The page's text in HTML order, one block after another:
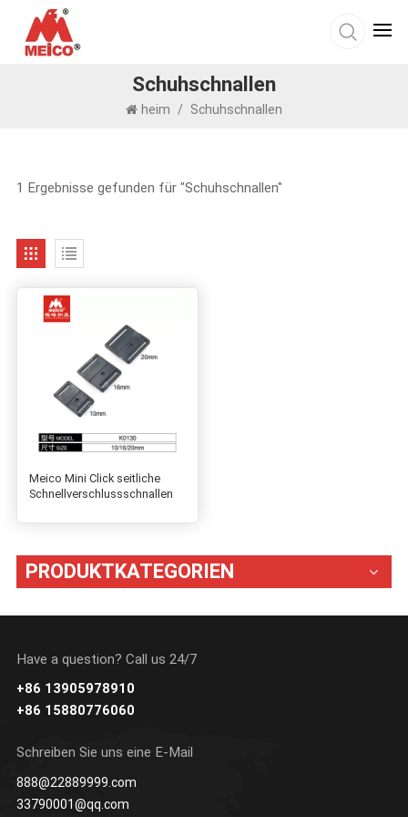
Schuhschnallen
heim / Schuhschnallen
1 Ergebnisse gefunden für "Schuhschnallen"
Meico Mini Click seitliche
Schnellverschlussschnallen
PRODUKTKATEGORIEN
Have a question? Call us 24/7
+86 13905978910
+86 15880776060
Schreiben Sie uns eine E-Mail
888@22889999.com
33790001@qq.com